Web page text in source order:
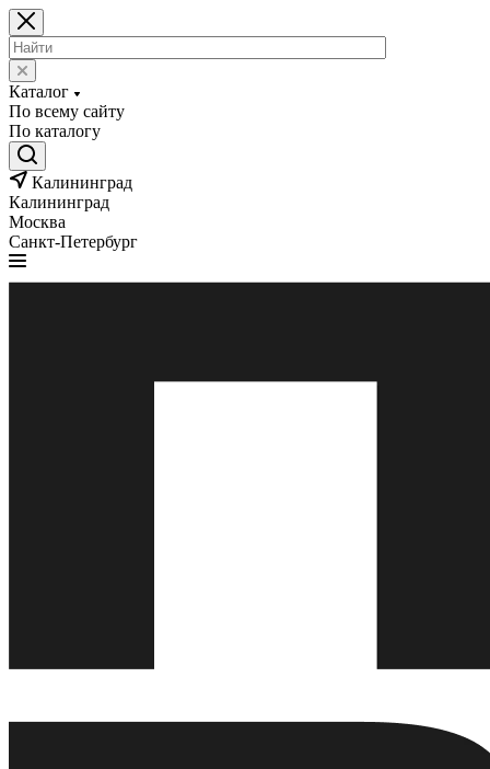
Каталог
По всему сайту
По каталогу
Калининград
Калининград
Москва
Санкт-Петербург